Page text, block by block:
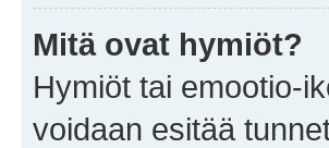
Mitä ovat hymiöt?
Hymiöt tai emootio-
voidaan esitää